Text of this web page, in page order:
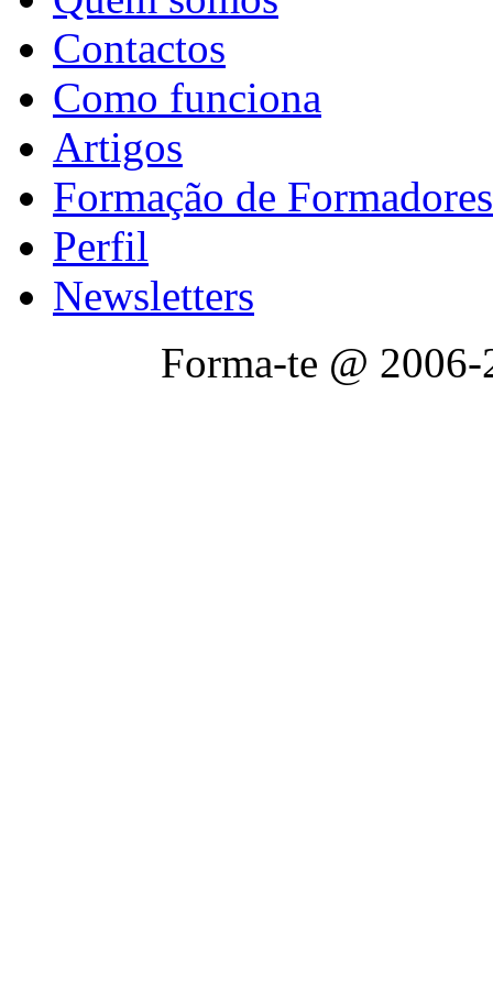
Contactos
Como funciona
Artigos
Formação de Formadores
Perfil
Newsletters
Forma-te @